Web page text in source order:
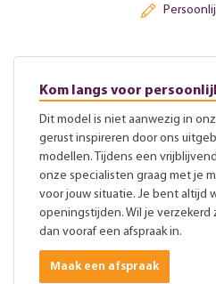
Kom langs voor
Dit model is niet aanwezig in
gerust inspireren door ons
modellen. Tijdens een
onze specialisten graag met je
voor jouw situatie. Je bent altijd
openingstijden. Wil je verzekerd
dan vooraf een afspraak in.
Maak een afspraak